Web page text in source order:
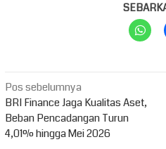
Navigasi
pos
Pos sebelumnya
BRI Finance Jaga Kualitas Aset,
Beban Pencadangan Turun
4,01% hingga Mei 2026